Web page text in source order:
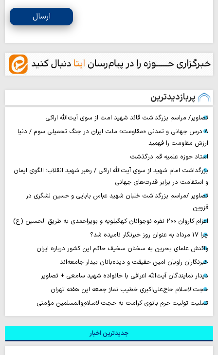
ارسال
پربازدیدترین
تصاویر/ مراسم بزرگداشت قائد شهید امت از سوی آیت‌الله اراکی
۸ درس جهانی و تمدنی «مقاومت» ملت ایران در جنگ تحمیلی سوم / دنیا
ارزش مقاومت را فهمید
استاد حوزه علمیه قم درگذشت
بزرگداشت امام شهید از سوی آیت‌الله اراکی / رهبر شهید انقلاب؛ الگوی ایمان
و استقامت در برابر قدرت‌های جهانی
تصاویر /مراسم بزرگداشت خلبان شهید عباس بابایی و حسین لشگری در
قزوین
اعزام کاروان ۲۰۰ نفره نوجوانان کهگیلویه و بویراحمدی به طریق الحسین (ع)
چرا 17 مرداد به عنوان روز خبرنگار نامیده شد؟
واکنش علمای بحرین به سخنان سخیف حاکم این کشور درباره ایران
خبرنگاران راویان امین حقیقت و دیده‌بانان بیدار جامعه‌اند
دیدار نمایندگان آیت‌الله اعرافی با خانواده شهید سامعی + تصاویر
حجت‌الاسلام حاج‌علی‌اکبری خطیب نماز جمعه این هفته تهران
تسلیت تولیت حرم بانوی کرامت به حجت‌الاسلام‌والمسلمین مؤمنی
جدیدترین اخبار